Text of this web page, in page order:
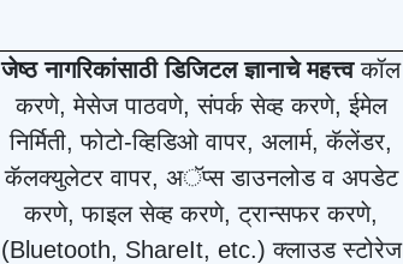
जेष्ठ नागरिकांसाठी डिजिटल ज्ञानाचे महत्त्वकॉल
करणे, मेसेज पाठवणे, संपर्क सेव्ह करणे, ईमेल
निर्मिती, फोटो-व्हिडिओ वापर, अलार्म, कॅलेंडर,
कॅलक्युलेटर वापर, अॅप्स डाउनलोड व अपडेट
करणे, फाइल सेव्ह करणे, ट्रान्सफर करणे,
(Bluetooth, ShareIt, etc.) क्लाउड स्टोरेज